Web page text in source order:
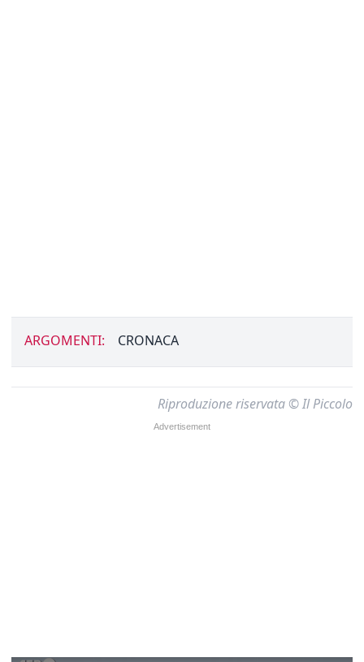
ARGOMENTI: CRONACA
Riproduzione riservata © Il Piccolo